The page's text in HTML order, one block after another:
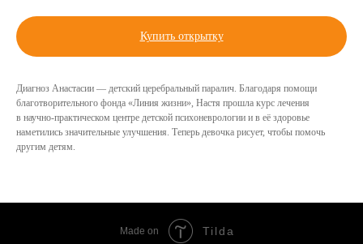
Купить открытку
Диагноз Анастасии — детский церебральный паралич. Благодаря помощи
благотворительного фонда «Линия жизни», Настя прошла курс лечения
в научно-практическом центре детской психоневрологии и в её здоровье
наметились значительные улучшения. Теперь девочка рисует, чтобы помочь
другим детям.
Made on Tilda